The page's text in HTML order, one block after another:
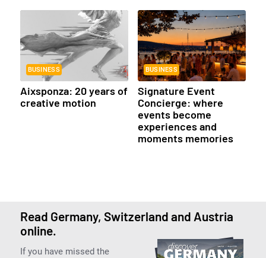
BUSINESS
Aixsponza: 20 years of
creative motion
BUSINESS
Signature Event
Concierge: where
events become
experiences and
moments memories
Read Germany, Switzerland and Austria
online.
If you have missed the